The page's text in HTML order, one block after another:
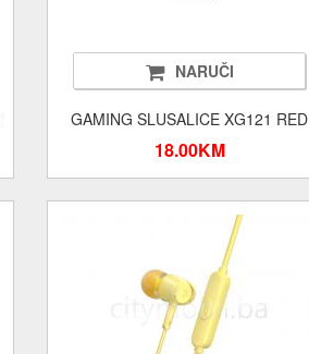
NARUČI
GAMING SLUSALICE XG121 RED
18.00KM